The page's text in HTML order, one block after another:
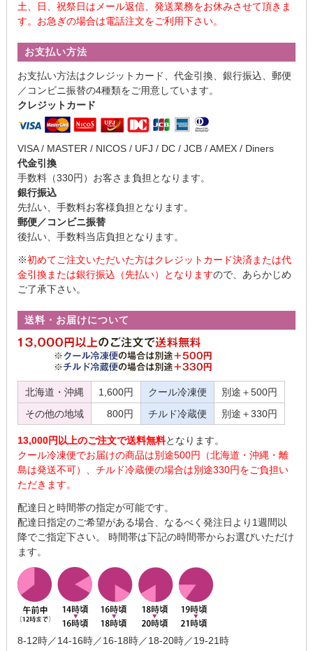
土、日、祝祭日はメール返信、発送業務をお休みさせて頂きま
す。お急ぎの場合は電話注文をご利用下さい。
お支払い方法
お支払い方法はクレジットカード、代金引換、銀行振込、郵便
／コンビニ振替の4種類をご用意しています。
クレジットカード
VISA / MASTER / NICOS / UFJ / DC / JCB / AMEX / Diners
代金引換
手数料（330円）お客さま負担となります。
銀行振込
先払い、手数料お客様負担となります。
郵便／コンビニ振替
後払い、手数料当店負担となります。
※初めてご注文いただいた方はクレジットカード決済または代
金引換または銀行振込（先払い）となりますので、あらかじめ
ご了承下さい。
送料・お届けについて
北海道・沖縄 1,600円 クール冷凍便
別途＋500円
その他の地域
800円 チルド冷蔵便 別途＋330円
13,000円以上のご注文で送料無料となります。
クール冷凍便でお届けの商品は別途500円（北海道・沖縄・離
島は発送不可）、チルド冷蔵便の場合は別途330円をご負担い
ただきます。
配達日と時間帯の指定が可能です。
配達日指定のご希望がある場合、なるべく発注日より1週間以
降でご指定下さい。 時間帯は下記の時間帯からお選びいただけ
ます。
8-12時／14-16時／16-18時／18-20時／19-21時